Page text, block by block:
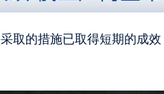
取的措施已取得短期的成